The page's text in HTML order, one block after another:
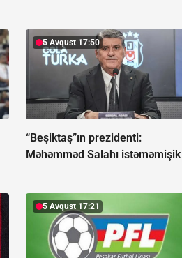
5 Avqust 17:50
“Beşiktaş”ın prezidenti:
Məhəmməd Salahı istəməmişik
5 Avqust 17:21